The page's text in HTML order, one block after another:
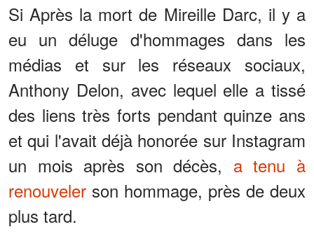
Si Après la mort de Mireille Darc, il y a
eu un déluge d'hommages dans les
médias et sur les réseaux sociaux,
Anthony Delon, avec lequel elle a tissé
des liens très forts pendant quinze ans
et qui l'avait déjà honorée sur Instagram
un mois après son décès, a tenu à
renouveler son hommage, près de deux
plus tard.